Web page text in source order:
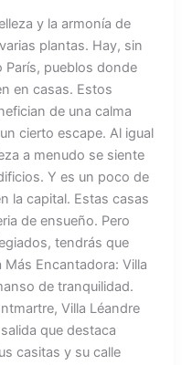
y la armonía de
plantas. Hay, sin
pueblos donde
en casas. Estos
de una calma
cierto escape. Al igual
a menudo se siente
Y es un poco de
la capital. Estas casas
de ensueño. Pero
tendrás que
Encantadora: Villa
de tranquilidad.
Villa Léandre
que destaca
casitas y su calle